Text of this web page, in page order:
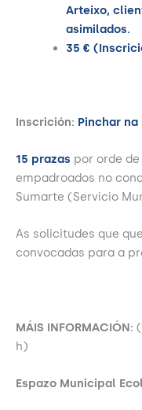
Arteixo,
asimilados.
35 €
Inscrición: Pinchar
15 prazas por orde
empadroados no
Sumarte (Servicio
As solicitudes que
convocadas para a
MÁIS INFORMACIÓN:
h)
Espazo Municipal